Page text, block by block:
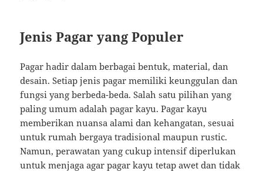
Jenis Pagar yang Populer
Pagar hadir dalam berbagai bentuk, material, dan
desain. Setiap jenis pagar memiliki keunggulan dan
fungsi yang berbeda-beda. Salah satu pilihan yang
paling umum adalah pagar kayu. Pagar kayu
memberikan nuansa alami dan kehangatan, sesuai
untuk rumah bergaya tradisional maupun rustic.
Namun, perawatan yang cukup intensif diperlukan
untuk menjaga agar pagar kayu tetap awet dan tidak